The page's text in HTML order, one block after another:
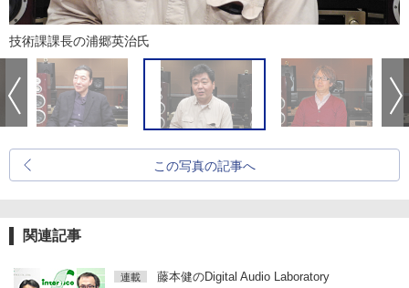
技術課課長の浦郷英治氏
この写真の記事へ
関連記事
連載 藤本健のDigital Audio Laboratory